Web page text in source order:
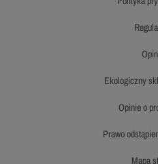
ekologiczny
opinie o
prawo
mapa